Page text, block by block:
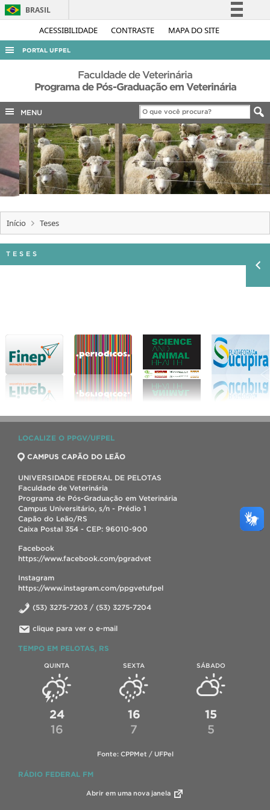
ACESSIBILIDADE CONTRASTE MAPA DO SITE
BRASIL
Simplifique!
Acesso à informação
Legislação
Canais
PORTAL UFPEL
ACESSO À INFORMAÇÃO
AUDITORIA
COBALTO
CONCURSOS
EDITAIS
INTERNACIONAL
OUVIDORIA
PORTARIAS
TELEFONES
Faculdade de Veterinária
Programa de Pós-Graduação em Veterinária
MENU
Início Teses
TESES
LOCALIZE O PPGV/UFPEL
CAMPUS CAPÃO DO LEÃO
UNIVERSIDADE FEDERAL DE PELOTAS
Faculdade de Veterinária
Programa de Pós-Graduação em Veterinária
Campus Universitário, s/n - Prédio 1
Capão do Leão/RS
Caixa Postal 354 - CEP: 96010-900
Facebook
https://www.facebook.com/pgradvet
Instagram
https://www.instagram.com/ppgvetufpel
(53) 3275-7203 / (53) 3275-7204
clique para ver o e-mail
TEMPO EM PELOTAS, RS
QUINTA
24
16
SEXTA
16
7
SÁBADO
15
5
Fonte: CPPMet / UFPel
RÁDIO FEDERAL FM
Abrir em uma nova janela